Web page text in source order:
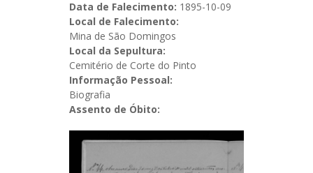
Data de Falecimento: 1895-10-09
Local de Falecimento:
Mina de São Domingos
Local da Sepultura:
Cemitério de Corte do Pinto
Informação Pessoal:
Biografia
Assento de Óbito: